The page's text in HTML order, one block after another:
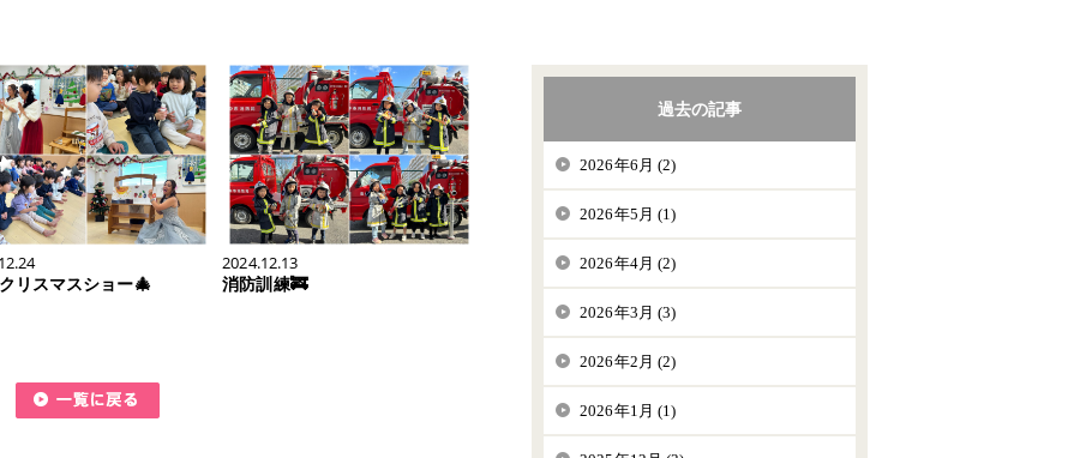
リスマスショー🎄
2024.12.13
消防訓練🚒
過去の記事
2026年6月 (2)
2026年5月 (1)
2026年4月 (2)
2026年3月 (3)
2026年2月 (2)
2026年1月 (1)